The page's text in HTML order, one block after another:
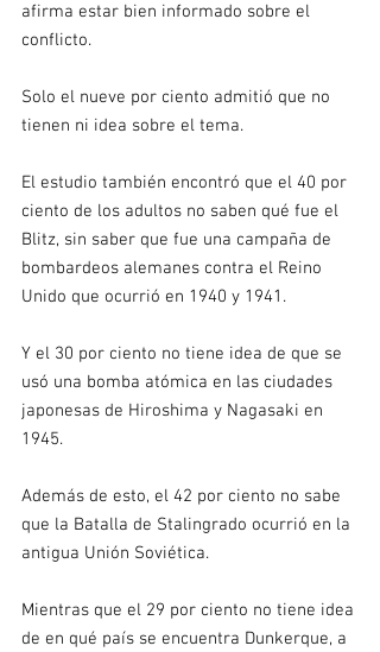
afirma estar bien informado sobre el
conflicto.
Solo el nueve por ciento admitió que no
tienen ni idea sobre el tema.
El estudio también encontró que el 40 por
ciento de los adultos no saben qué fue el
Blitz, sin saber que fue una campaña de
bombardeos alemanes contra el Reino
Unido que ocurrió en 1940 y 1941.
Y el 30 por ciento no tiene idea de que se
usó una bomba atómica en las ciudades
japonesas de Hiroshima y Nagasaki en
1945.
Además de esto, el 42 por ciento no sabe
que la Batalla de Stalingrado ocurrió en la
antigua Unión Soviética.
Mientras que el 29 por ciento no tiene idea
de en qué país se encuentra Dunkerque, a